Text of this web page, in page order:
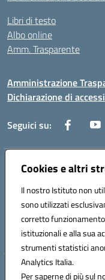
Cookies e altri
Il nostro Istituto non
sono utilizzati
corretto
istituzionali e alla sua
strumenti statistici
Analytics Italia.
Per saperne di più sul
Libri di testo
Albo online
Amm. Trasparente
Amministrazione
Dichiarazione di
Seguici su:
Indirizzo:Lecce
Posta elettronica
Codice fiscale:
Codice meccanografico:
Hosting &